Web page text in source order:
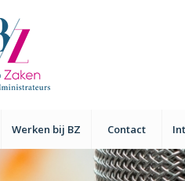
Werken bij BZ Contact